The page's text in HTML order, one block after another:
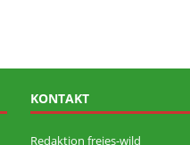
KONTAKT
Redaktion freies-wild